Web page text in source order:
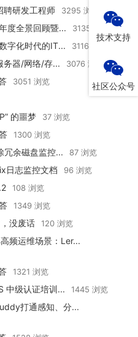
技术支持
社区公众号
聘研发工程师 3295 浏览
度全景回顾暨... 3135 浏览
字化时代的IT... 3116 浏览
务器/网络/存... 3076 浏览
3051 浏览
的噩梦 37 浏览
1300 浏览
余磁盘监控... 87 浏览
日志监控文档 96 浏览
108 浏览
1349 浏览
没废话 120 浏览
频运维场景：Ler...
1321 浏览
中级认证培训... 1445 浏览
打通感知、分...